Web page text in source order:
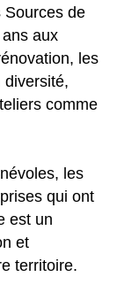
Sources de
ans aux
les
diversité,
comme
les
qui ont
est un
et
territoire.